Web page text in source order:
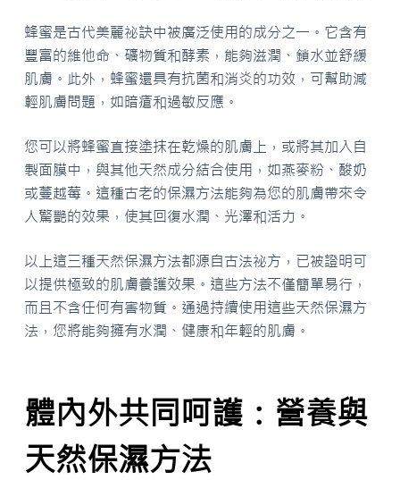
蜂蜜是古代美麗祕訣中被廣泛使用的成分之一。它含有
豐富的維他命、礦物質和酵素，能夠滋潤、鎖水並舒緩
肌膚。此外，蜂蜜還具有抗菌和消炎的功效，可幫助減
輕肌膚問題，如暗瘡和過敏反應。
您可以將蜂蜜直接塗抹在乾燥的肌膚上，或將其加入自
製面膜中，與其他天然成分結合使用，如燕麥粉、酸奶
或蔓越莓。這種古老的保濕方法能夠為您的肌膚帶來令
人驚艷的效果，使其回復水潤、光澤和活力。
以上這三種天然保濕方法都源自古法祕方，已被證明可
以提供極致的肌膚養護效果。這些方法不僅簡單易行，
而且不含任何有害物質。通過持續使用這些天然保濕方
法，您將能夠擁有水潤、健康和年輕的肌膚。
體內外共同呵護：營養與
天然保濕方法